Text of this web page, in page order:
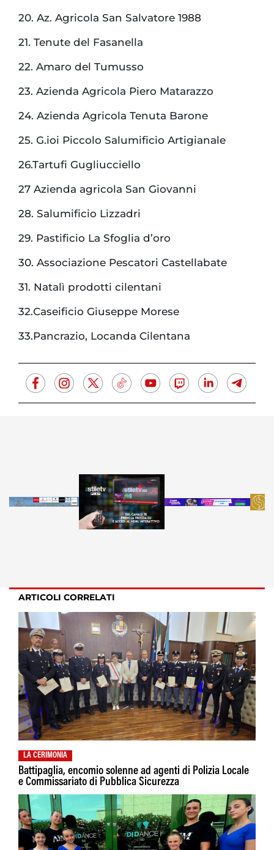
20. Az. Agricola San Salvatore 1988
21. Tenute del Fasanella
22. Amaro del Tumusso
23. Azienda Agricola Piero Matarazzo
24. Azienda Agricola Tenuta Barone
25. G.ioi Piccolo Salumificio Artigianale
26.Tartufi Gugliucciello
27 Azienda agricola San Giovanni
28. Salumificio Lizzadri
29. Pastificio La Sfoglia d’oro
30. Associazione Pescatori Castellabate
31. Natalì prodotti cilentani
32.Caseificio Giuseppe Morese
33.Pancrazio, Locanda Cilentana
ARTICOLI CORRELATI
LA CERIMONIA
Battipaglia, encomio solenne ad agenti di Polizia Locale
e Commissariato di Pubblica Sicurezza